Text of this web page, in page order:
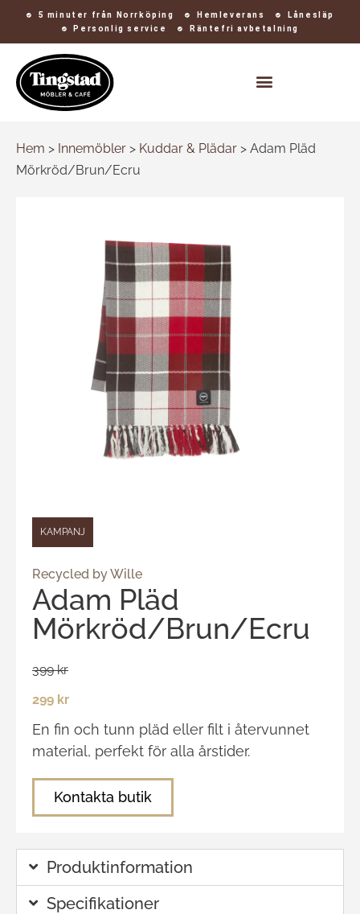
5 minuter från Norrköping Hemleverans
Lånesläp
Personlig service
Räntefri avbetalning
Hem > Innemöbler > Kuddar & Plädar > Adam Pläd
Mörkröd/Brun/Ecru
KAMPANJ
Recycled by Wille
Adam Pläd
Mörkröd/Brun/Ecru
399 kr
299 kr
En fin och tunn pläd eller filt i återvunnet
material, perfekt för alla årstider.
Kontakta butik
Produktinformation
Specifikationer